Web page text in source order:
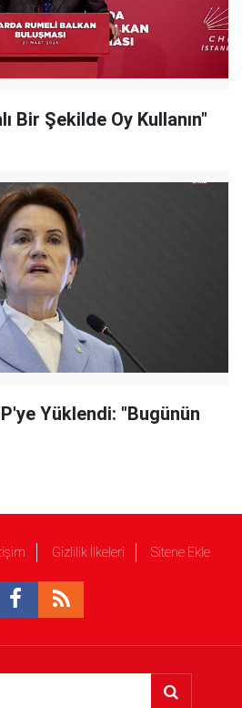
Bir Şekilde Oy Kullanın"
Yüklendi: "Bugünün
Gizlilik İlkeleri Sitene Ekle